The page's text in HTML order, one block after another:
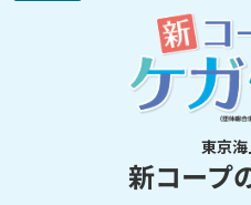
東京
新コープ